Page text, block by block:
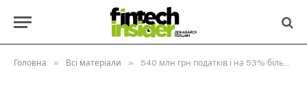
Головна » Всі матеріали » 540 млн грн податків і на 53% більша сума переказів: NovaPay поділився підсумками роботи за перший квартал року